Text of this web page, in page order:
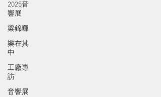
2025音
響展
梁錦暉
樂在其
中
工廠專
訪
音響展